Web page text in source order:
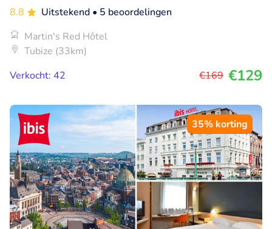
8.8 Uitstekend • 5 beoordelingen
Martin's Red Hôtel
Tubize (33km)
Verkocht: 42
€169 €129
35% korting